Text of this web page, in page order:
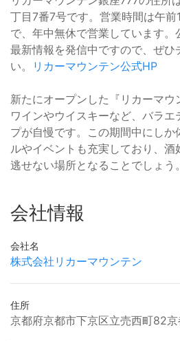
丁目7番7号です。営業時間は午前
で、年中無休で営業しています
最新情報を発信中ですので、ぜひ
い。
リカーマウンテン公式HP
新たにオープンした『リカーマウ
ワインやウイスキーなど、バラエ
プが自慢です。この期間中にし
ルやイベントも充実しており、
逃せない場所となることでしょう。
会社情報
会社名
株式会社リカーマウンテン
住所
京都府京都市下京区立売西町82